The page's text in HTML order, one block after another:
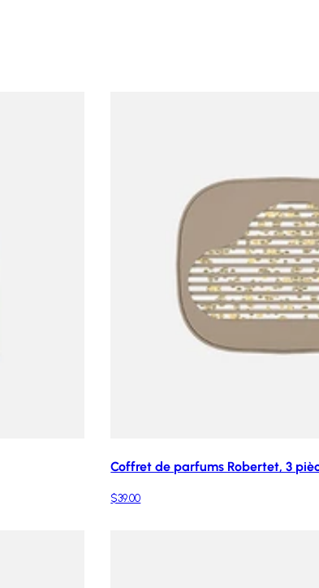
Coffret de parfums Robertet, 3
$39.00